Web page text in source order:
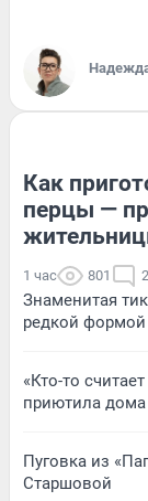
Как
перцы —
1 час 801 2
Знаменитая
редкой формой
«Кто-то
приютила
Пуговка из
Старшовой